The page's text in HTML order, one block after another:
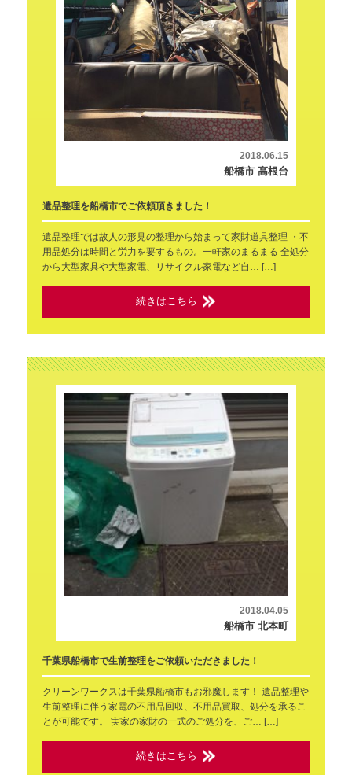
2018.06.15
船橋市 高根台
遺品整理を船橋市でご依頼頂きました！
遺品整理では故人の形見の整理から始まって家財道具整理 ・不
用品処分は時間と労力を要するもの。一軒家のまるまる 全処分
から大型家具や大型家電、リサイクル家電など自… […]
続きはこちら
2018.04.05
船橋市 北本町
千葉県船橋市で生前整理をご依頼いただきました！
クリーンワークスは千葉県船橋市もお邪魔します！ 遺品整理や
生前整理に伴う家電の不用品回収、不用品買取、処分を承るこ
とが可能です。 実家の家財の一式のご処分を、ご… […]
続きはこちら